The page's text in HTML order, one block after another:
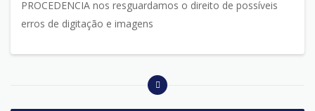
PROCEDENCIA nos resguardamos o direito de possíveis
erros de digitação e imagens